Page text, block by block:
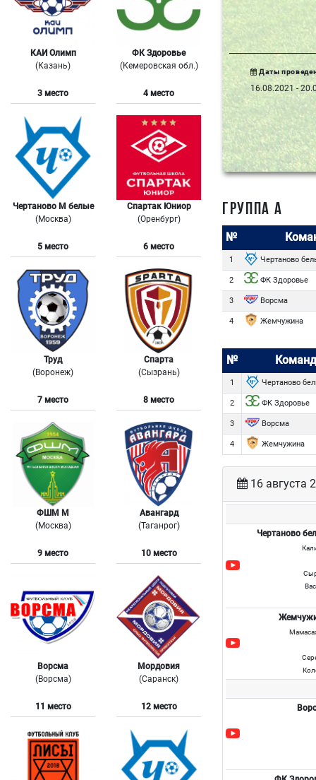
КАИ Олимп
(Казань)
ФК Здоровье
(Кемеровская обл.)
3 место
Чертаново М белые
(Москва)
4 место
Спартак Юниор
(Оренбург)
5 место
Труд
(Воронеж)
6 место
Спарта
(Сызрань)
7 место
ФШМ М
(Москва)
8 место
Авангард
(Таганрог)
9 место
Ворсма
(Ворсма)
10 место
Мордовия
(Саранск)
11 место 12 место
Даты
16.08.2021 -
ГРУППА A
№
1 Чертаново
2 ФК Здоровье
3 Ворсма
4 Жемчужина
№
1 Чертаново
2 ФК Здоровье
3 Ворсма
4 Жемчужина
16 августа
Чертаново